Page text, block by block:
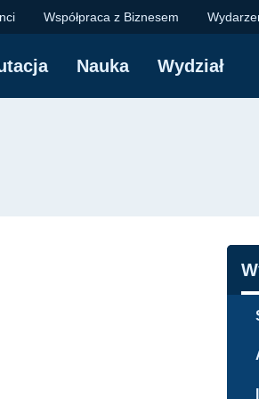
Ekonomii
Współpraca z Biznesem
Nauka Wydział